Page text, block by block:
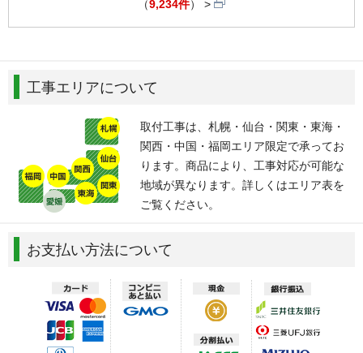
（9,234件）
工事エリアについて
取付工事は、札幌・仙台・関東・東海・
関西・中国・福岡エリア限定で承ってお
ります。商品により、工事対応が可能な
地域が異なります。詳しくはエリア表を
ご覧ください。
お支払い方法について